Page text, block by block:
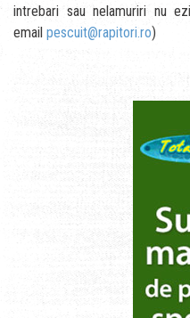
intrebari sau nelamuriri nu
email pescuit@rapitori.ro)